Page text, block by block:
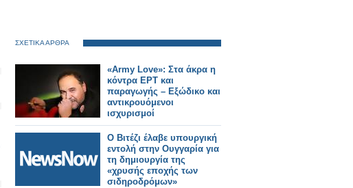
ΣΧΕΤΙΚΑ ΑΡΘΡΑ
«Army Love»: Στα άκρα η
κόντρα ΕΡΤ και
παραγωγής – Εξώδικο και
αντικρουόμενοι
ισχυρισμοί
Ο Βιτέζι έλαβε υπουργική
εντολή στην Ουγγαρία για
τη δημιουργία της
«χρυσής εποχής των
σιδηροδρόμων»